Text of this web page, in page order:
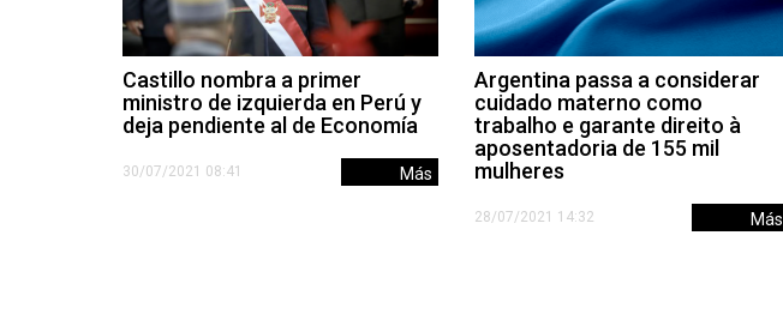
Castillo nombra a primer
ministro de izquierda en Perú y
deja pendiente al de Economía
30/07/2021 08:41 Más
Argentina passa a considerar
cuidado materno como
trabalho e garante direito à
aposentadoria de 155 mil
mulheres
28/07/2021 14:32 Más